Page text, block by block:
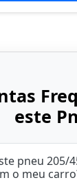
este
pneu 205/
o meu